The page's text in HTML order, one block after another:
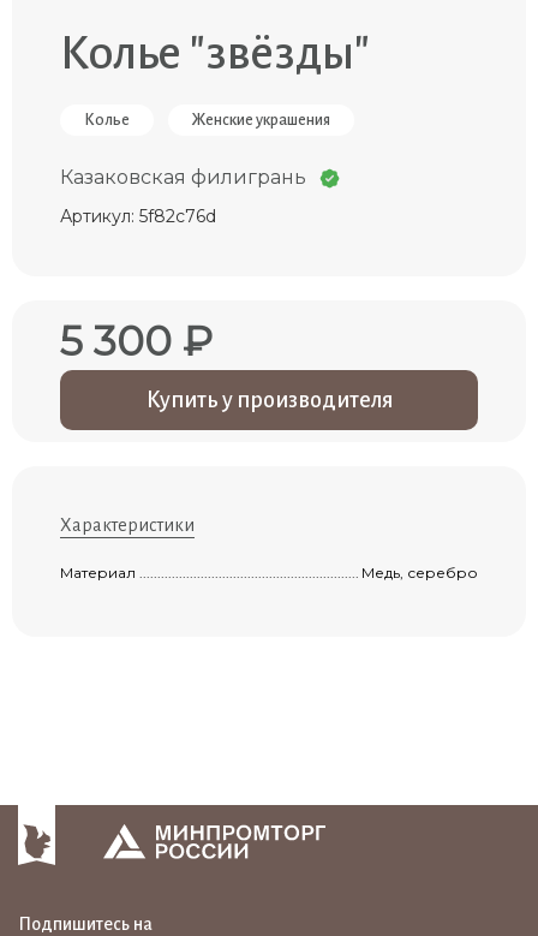
Колье "звёзды"
Колье Женские украшения
Казаковская филигрань
Артикул: 5f82c76d
5 300 ₽
Купить у производителя
Характеристики
Материал Медь, серебро
Подпишитесь на